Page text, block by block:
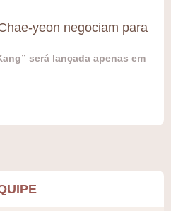
yeon negociam para
será lançada apenas em